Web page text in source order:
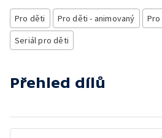
Pro děti Pro děti - animovaný
Seriál pro děti
Přehled dílů